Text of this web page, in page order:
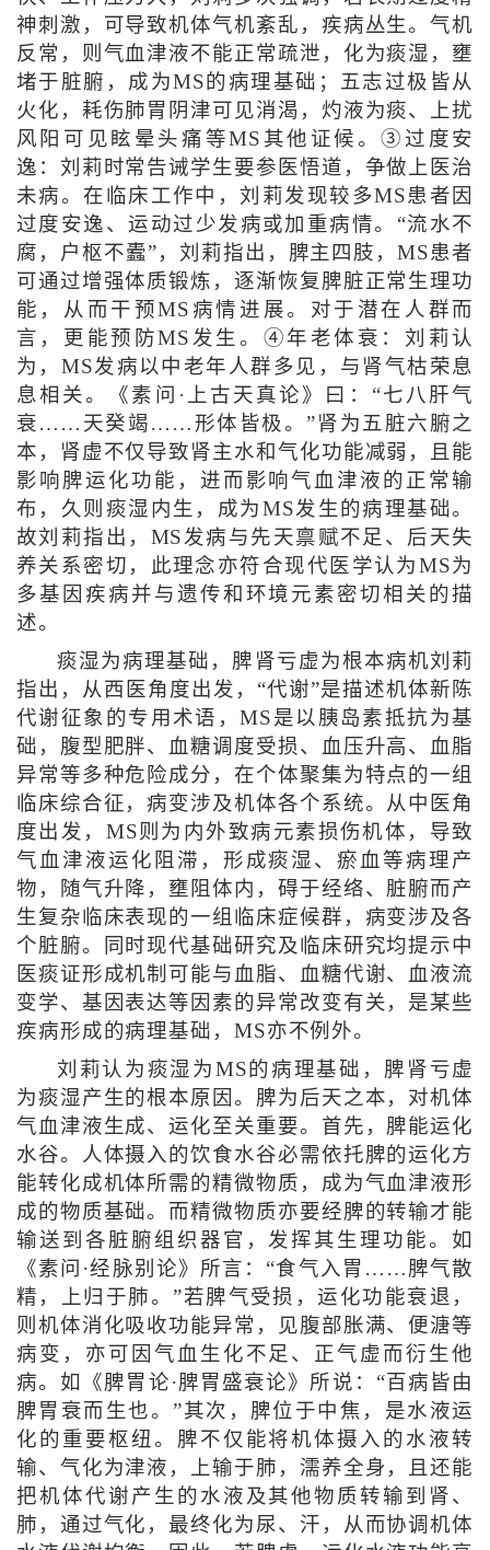
神刺激，可导致机体气机紊乱，疾病丛生。气机
反常，则气血津液不能正常疏泄，化为痰湿，壅
堵于脏腑，成为MS的病理基础；五志过极皆从
火化，耗伤肺胃阴津可见消渴，灼液为痰、上扰
风阳可见眩晕头痛等MS其他证候。③过度安
逸：刘莉时常告诫学生要参医悟道，争做上医治
未病。在临床工作中，刘莉发现较多MS患者因
过度安逸、运动过少发病或加重病情。“流水不
腐，户枢不蠹”，刘莉指出，脾主四肢，MS患者
可通过增强体质锻炼，逐渐恢复脾脏正常生理功
能，从而干预MS病情进展。对于潜在人群而
言，更能预防MS发生。④年老体衰：刘莉认
为，MS发病以中老年人群多见，与肾气枯荣息
息相关。《素问·上古天真论》曰：“七八肝气
衰……天癸竭……形体皆极。”肾为五脏六腑之
本，肾虚不仅导致肾主水和气化功能减弱，且能
影响脾运化功能，进而影响气血津液的正常输
布，久则痰湿内生，成为MS发生的病理基础。
故刘莉指出，MS发病与先天禀赋不足、后天失
养关系密切，此理念亦符合现代医学认为MS为
多基因疾病并与遗传和环境元素密切相关的描
述。
痰湿为病理基础，脾肾亏虚为根本病机刘莉
指出，从西医角度出发，“代谢”是描述机体新陈
代谢征象的专用术语，MS是以胰岛素抵抗为基
础，腹型肥胖、血糖调度受损、血压升高、血脂
异常等多种危险成分，在个体聚集为特点的一组
临床综合征，病变涉及机体各个系统。从中医角
度出发，MS则为内外致病元素损伤机体，导致
气血津液运化阻滞，形成痰湿、瘀血等病理产
物，随气升降，壅阻体内，碍于经络、脏腑而产
生复杂临床表现的一组临床症候群，病变涉及各
个脏腑。同时现代基础研究及临床研究均提示中
医痰证形成机制可能与血脂、血糖代谢、血液流
变学、基因表达等因素的异常改变有关，是某些
疾病形成的病理基础，MS亦不例外。
刘莉认为痰湿为MS的病理基础，脾肾亏虚
为痰湿产生的根本原因。脾为后天之本，对机体
气血津液生成、运化至关重要。首先，脾能运化
水谷。人体摄入的饮食水谷必需依托脾的运化方
能转化成机体所需的精微物质，成为气血津液形
成的物质基础。而精微物质亦要经脾的转输才能
输送到各脏腑组织器官，发挥其生理功能。如
《素问·经脉别论》所言：“食气入胃……脾气散
精，上归于肺。”若脾气受损，运化功能衰退，
则机体消化吸收功能异常，见腹部胀满、便溏等
病变，亦可因气血生化不足、正气虚而衍生他
病。如《脾胃论·脾胃盛衰论》所说：“百病皆由
脾胃衰而生也。”其次，脾位于中焦，是水液运
化的重要枢纽。脾不仅能将机体摄入的水液转
输、气化为津液，上输于肺，濡养全身，且还能
把机体代谢产生的水液及其他物质转输到肾、
肺，通过气化，最终化为尿、汗，从而协调机体